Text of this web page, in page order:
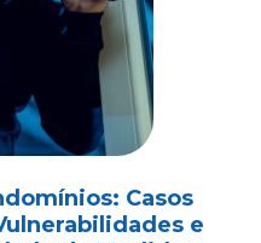
Casos
e
de Medidas
prejuízo de R$ 30
de 17 anos que
Saiba mais!